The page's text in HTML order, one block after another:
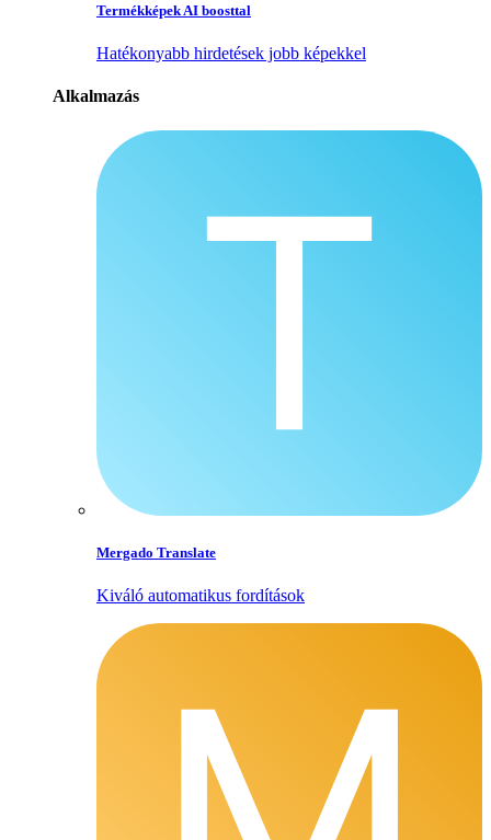
Termékképek AI boosttal
Hatékonyabb hirdetések jobb képekkel
Alkalmazás
Mergado Translate
Kiváló automatikus fordítások